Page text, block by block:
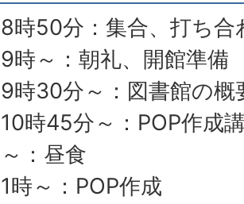
時50分：集合、打ち合
時～：朝礼、開館準備
時30分～：図書館の概
時45分～：POP作成
：昼食
時～：POP作成